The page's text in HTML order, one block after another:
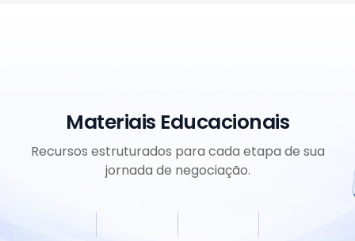
Materiais Educacionais
Recursos estruturados para cada etapa de sua
jornada de negociação.